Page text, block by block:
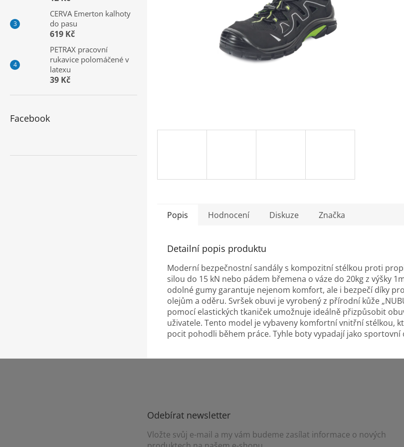
CERVA Emerton kalhoty
do pasu
619 Kč
PETRAX pracovní
rukavice polomáčené v
latexu
39 Kč
Facebook
Popis Hodnocení Diskuze Značka
Detailní popis produktu
Moderní bezpečnostní sandály s kompozitní stélkou proti
silou do 15 kN nebo pádem břemena o váze do 20kg z výšky
odolné gumy garantuje nejenom komfort, ale i bezpečí díky
olejům a oděru. Svršek obuvi je vyrobený z přírodní kůže
pomocí elastických tkaniček umožnuje ideálně přizpůsobit
uživatele. Tento model je vybaveny komfortní vnitřní stélkou,
pocit pohodli během práce. Tyhle boty vypadají jako
Z
Odebírat newsletter
Vložte svůj e-mail a my vám budeme zasílat informace o nových